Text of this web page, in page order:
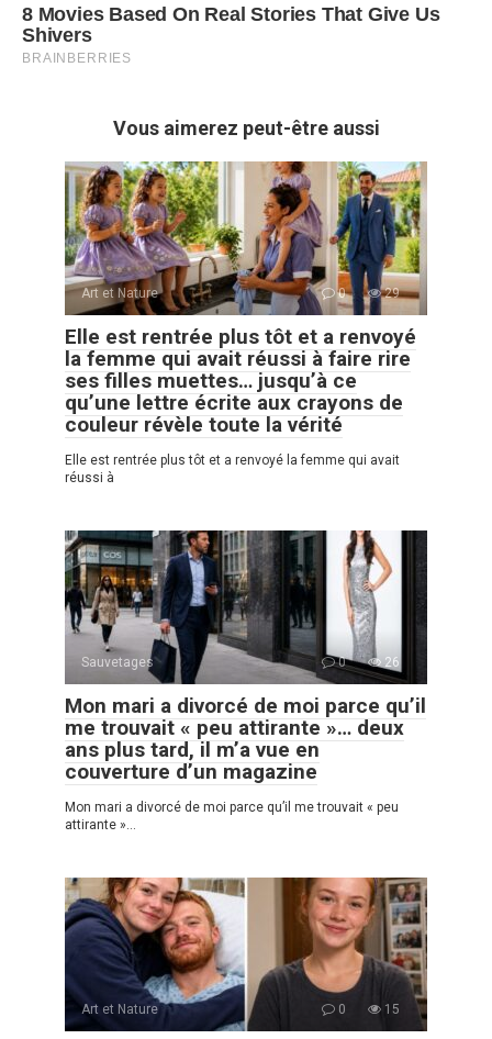
Vous aimerez peut-être aussi
Art et Nature 0 29
Elle est rentrée plus tôt et a renvoyé
la femme qui avait réussi à faire rire
ses filles muettes… jusqu’à ce
qu’une lettre écrite aux crayons de
couleur révèle toute la vérité
Elle est rentrée plus tôt et a renvoyé la femme qui avait
réussi à
Sauvetages 0 26
Mon mari a divorcé de moi parce qu’il
me trouvait « peu attirante »… deux
ans plus tard, il m’a vue en
couverture d’un magazine
Mon mari a divorcé de moi parce qu’il me trouvait « peu
attirante »…
Art et Nature 0 15